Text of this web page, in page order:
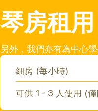
琴房租用
另外，我們亦有為中心
細房 (每小時)
可供 1 - 3 人使用 (